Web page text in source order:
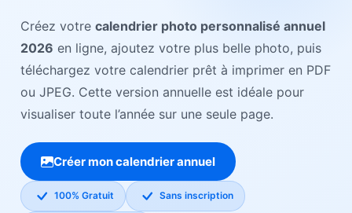
Outils
Blog
Créez votre calendrier photo personnalisé annuel
2026 en ligne, ajoutez votre plus belle photo, puis
téléchargez votre calendrier prêt à imprimer en PDF
ou JPEG. Cette version annuelle est idéale pour
visualiser toute l’année sur une seule page.
Créer mon calendrier annuel
100% Gratuit Sans inscription